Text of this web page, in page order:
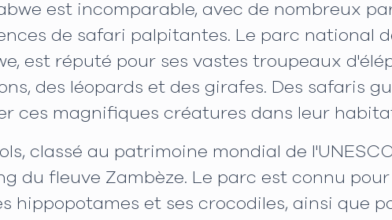
est incomparable, avec de nombreux
de safari palpitantes. Le parc national
est réputé pour ses vastes troupeaux
des léopards et des girafes. Des safaris
ces magnifiques créatures dans leur
classé au patrimoine mondial de
du fleuve Zambèze. Le parc est connu
hippopotames et ses crocodiles, ainsi que